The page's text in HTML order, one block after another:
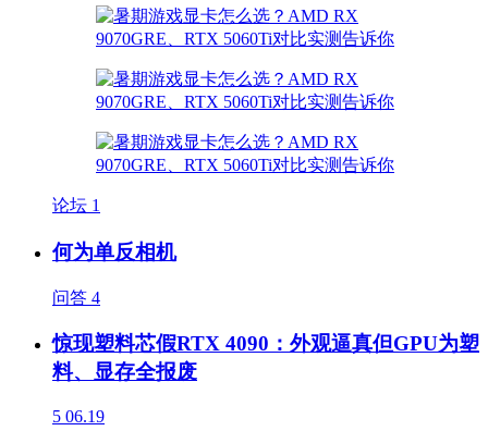
论坛 1
何为单反相机
问答 4
惊现塑料芯假RTX 4090：外观逼真但GPU为塑
料、显存全报废
5 06.19